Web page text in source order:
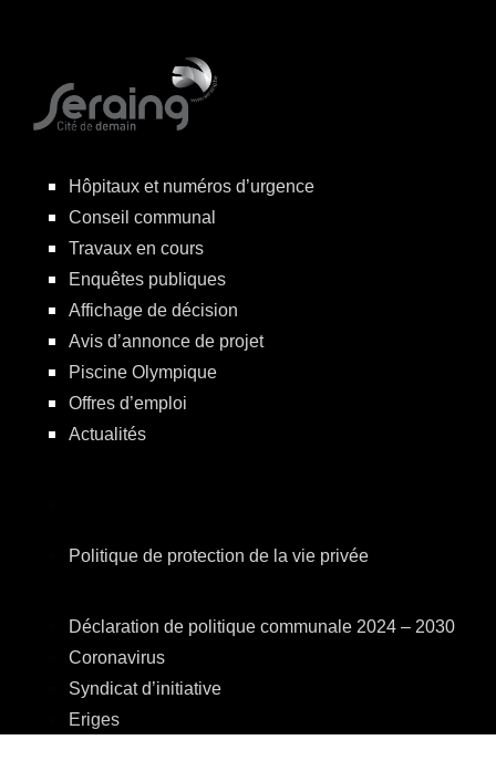
Hôpitaux et numéros d’urgence
Conseil communal
Travaux en cours
Enquêtes publiques
Affichage de décision
Avis d’annonce de projet
Piscine Olympique
Offres d’emploi
Actualités
Politique de protection de la vie privée
Déclaration de politique communale 2024 – 2030
Coronavirus
Syndicat d’initiative
Eriges